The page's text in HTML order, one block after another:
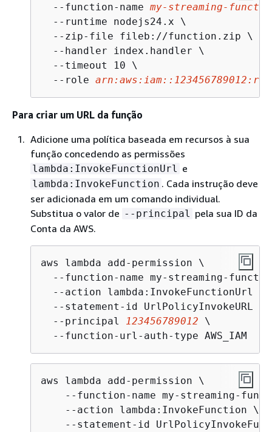
  --function-name
my-streaming-
  --runtime nodejs24.x \
  --zip-file fileb://function.zip \
  --handler index.handler \
  --timeout 10 \
  --role
Para criar um URL da função
Adicione uma política baseada em recursos à sua
função concedendo as permissões
lambda:InvokeFunctionUrl e
lambda:InvokeFunction . Cada instrução deve
ser adicionada em um comando individual.
Substitua o valor de --principal
pela sua ID da
Conta da AWS.
aws lambda add-permission \
--function-name my-streaming-
  --action lambda:InvokeFunctionUrl \
  --statement-id UrlPolicyInvokeURL \
  --principal
123456789012 \
  --function-url-auth-type AWS_IAM
aws lambda add-permission \
--function-name my-streaming-
    --action lambda:InvokeFunction \
--statement-id